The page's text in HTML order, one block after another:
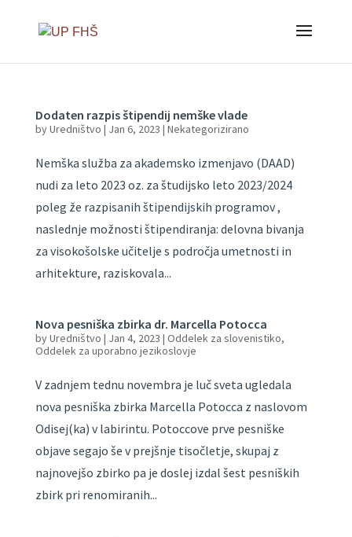
Dodaten razpis štipendij nemške vlade
byUredništvo | Jan 6, 2023 | Nekategorizirano
Nemška služba za akademsko izmenjavo (DAAD)
nudi za leto 2023 oz. za študijsko leto 2023/2024
poleg že razpisanih štipendijskih programov ,
naslednje možnosti štipendiranja: delovna bivanja
za visokošolske učitelje s področja umetnosti in
arhitekture, raziskovala...
Nova pesniška zbirka dr. Marcella Potocca
byUredništvo | Jan 4, 2023 | Oddelek za slovenistiko,
Oddelek za uporabno jezikoslovje
V zadnjem tednu novembra je luč sveta ugledala
nova pesniška zbirka Marcella Potocca z naslovom
Odisej(ka) v labirintu. Potoccove prve pesniške
objave segajo še v prejšnje tisočletje, skupaj z
najnovejšo zbirko pa je doslej izdal šest pesniških
zbirk pri renomiranih...